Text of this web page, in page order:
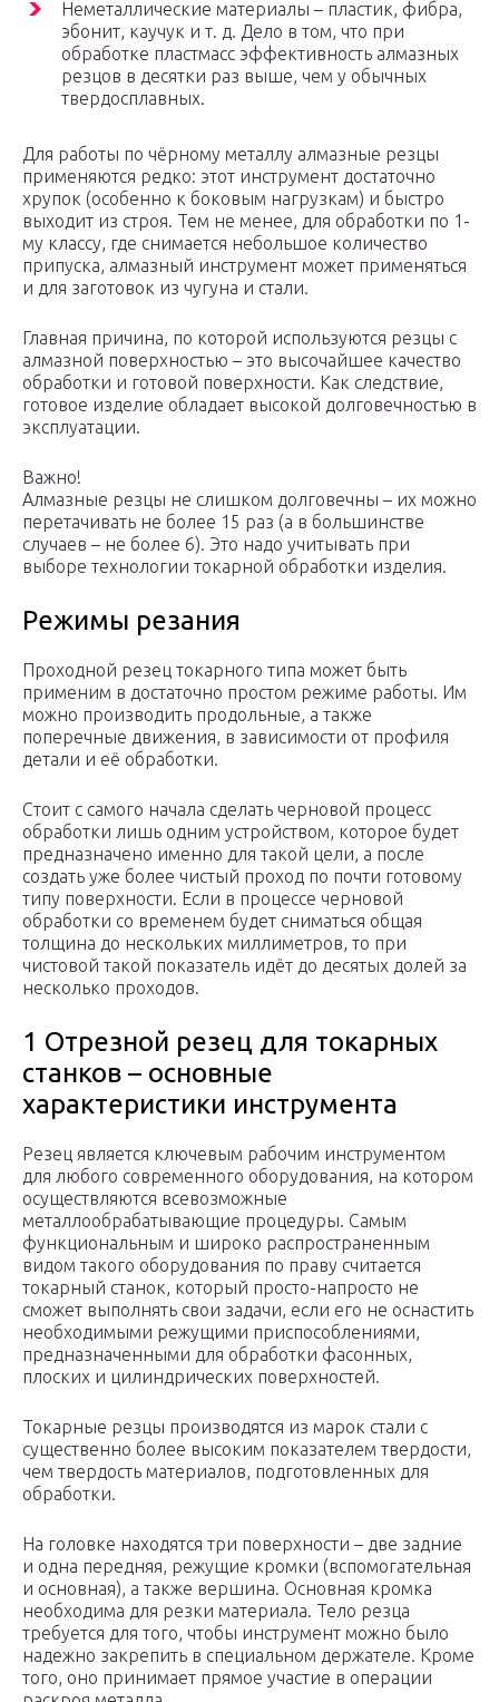
Неметаллические материалы – пластик, фибра,
эбонит, каучук и т. д. Дело в том, что при
обработке пластмасс эффективность алмазных
резцов в десятки раз выше, чем у обычных
твердосплавных.
Для работы по чёрному металлу алмазные резцы
применяются редко: этот инструмент достаточно
хрупок (особенно к боковым нагрузкам) и быстро
выходит из строя. Тем не менее, для обработки по 1-
му классу, где снимается небольшое количество
припуска, алмазный инструмент может применяться
и для заготовок из чугуна и стали.
Главная причина, по которой используются резцы с
алмазной поверхностью – это высочайшее качество
обработки и готовой поверхности. Как следствие,
готовое изделие обладает высокой долговечностью в
эксплуатации.
Важно!
Алмазные резцы не слишком долговечны – их можно
перетачивать не более 15 раз (а в большинстве
случаев – не более 6). Это надо учитывать при
выборе технологии токарной обработки изделия.
Режимы резания
Проходной резец токарного типа может быть
применим в достаточно простом режиме работы. Им
можно производить продольные, а также
поперечные движения, в зависимости от профиля
детали и её обработки.
Стоит с самого начала сделать черновой процесс
обработки лишь одним устройством, которое будет
предназначено именно для такой цели, а после
создать уже более чистый проход по почти готовому
типу поверхности. Если в процессе черновой
обработки со временем будет сниматься общая
толщина до нескольких миллиметров, то при
чистовой такой показатель идёт до десятых долей за
несколько проходов.
1 Отрезной резец для токарных
станков – основные
характеристики инструмента
Резец является ключевым рабочим инструментом
для любого современного оборудования, на котором
осуществляются всевозможные
металлообрабатывающие процедуры. Самым
функциональным и широко распространенным
видом такого оборудования по праву считается
токарный станок, который просто-напросто не
сможет выполнять свои задачи, если его не оснастить
необходимыми режущими приспособлениями,
предназначенными для обработки фасонных,
плоских и цилиндрических поверхностей.
Токарные резцы производятся из марок стали с
существенно более высоким показателем твердости,
чем твердость материалов, подготовленных для
обработки.
На головке находятся три поверхности – две задние
и одна передняя, режущие кромки (вспомогательная
и основная), а также вершина. Основная кромка
необходима для резки материала. Тело резца
требуется для того, чтобы инструмент можно было
надежно закрепить в специальном держателе. Кроме
того, оно принимает прямое участие в операции